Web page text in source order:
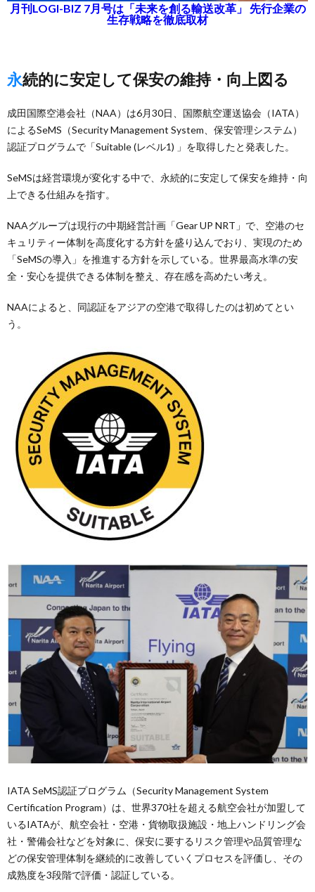
月刊LOGI-BIZ 7月号は「未来を創る輸送改革」 先行企業の
生存戦略を徹底取材
永続的に安定して保安の維持・向上図る
成田国際空港会社（NAA）は6月30日、国際航空運送協会（IATA）
によるSeMS（Security Management System、保安管理システム）
認証プログラムで「Suitable (レベル1) 」を取得したと発表した。
SeMSは経営環境が変化する中で、永続的に安定して保安を維持・向
上できる仕組みを指す。
NAAグループは現行の中期経営計画「Gear UP NRT」で、空港のセ
キュリティー体制を高度化する方針を盛り込んでおり、実現のため
「SeMSの導入」を推進する方針を示している。世界最高水準の安
全・安心を提供できる体制を整え、存在感を高めたい考え。
NAAによると、同認証をアジアの空港で取得したのは初めてとい
う。
IATA SeMS認証プログラム（Security Management System
Certification Program）は、世界370社を超える航空会社が加盟して
いるIATAが、航空会社・空港・貨物取扱施設・地上ハンドリング会
社・警備会社などを対象に、保安に要するリスク管理や品質管理な
どの保安管理体制を継続的に改善していくプロセスを評価し、その
成熟度を3段階で評価・認証している。